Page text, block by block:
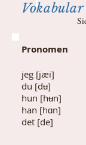
Vokabular
Pronomen
jeg [jæi]
du [dʉ]
hun [hʉn]
han [hɑn]
det [de]